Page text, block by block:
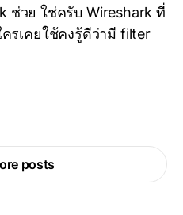
ช่วย ใช่ครับ Wireshark ที่
รเคยใช้คงรู้ดีว่ามี filter
posts